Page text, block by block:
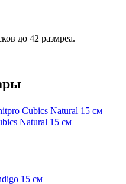
до 42 размреа.
Natural 15 см